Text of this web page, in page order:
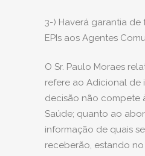
3-) Haverá garantia
EPIs aos Agentes
O Sr. Paulo Moraes
refere ao Adicional de
decisão não compete
Saúde; quanto ao
informação de quais
receberão, estando